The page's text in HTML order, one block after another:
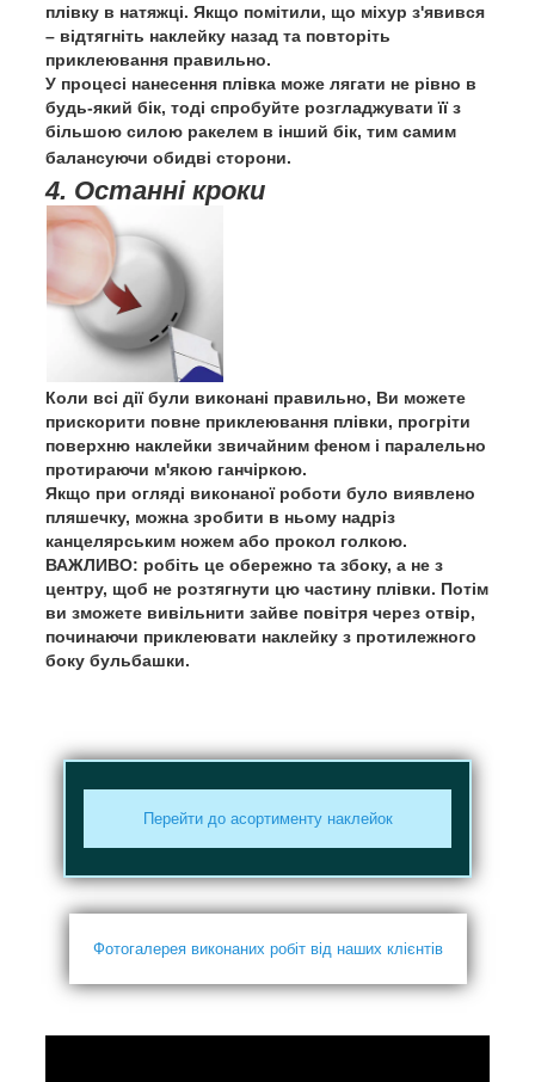
плівку в натяжці. Якщо помітили, що міхур з'явився
– відтягніть наклейку назад та повторіть
приклеювання правильно.
У процесі нанесення плівка може лягати не рівно в
будь-який бік, тоді спробуйте розгладжувати її з
більшою силою ракелем в інший бік, тим самим
балансуючи обидві сторони.
4. Останні кроки
Коли всі дії були виконані правильно, Ви можете
прискорити повне приклеювання плівки, прогріти
поверхню наклейки звичайним феном і паралельно
протираючи м'якою ганчіркою.
Якщо при огляді виконаної роботи було виявлено
пляшечку, можна зробити в ньому надріз
канцелярським ножем або прокол голкою.
ВАЖЛИВО: робіть це обережно та збоку, а не з
центру, щоб не розтягнути цю частину плівки. Потім
ви зможете вивільнити зайве повітря через отвір,
починаючи приклеювати наклейку з протилежного
боку бульбашки.
Фотогалерея виконаних робіт від наших клієнтів
Перейти до асортименту наклейок